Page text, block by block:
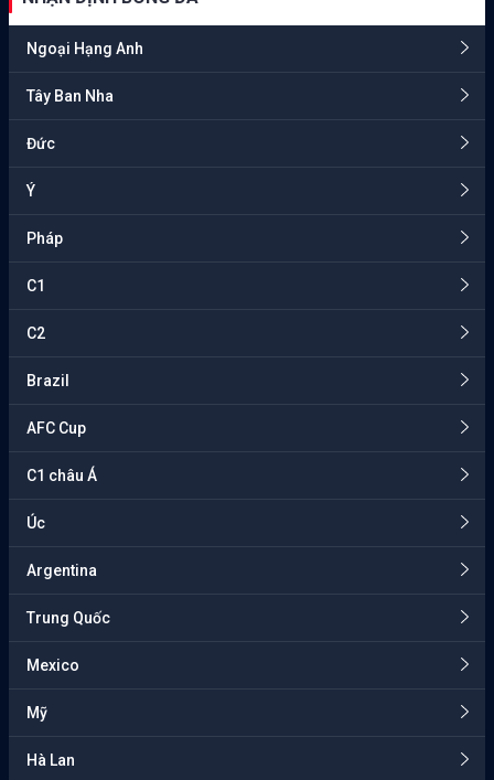
Ngoại Hạng Anh
Tây Ban Nha
Đức
Ý
Pháp
C1
C2
Brazil
AFC Cup
C1 châu Á
Úc
Argentina
Trung Quốc
Mexico
Mỹ
Hà Lan